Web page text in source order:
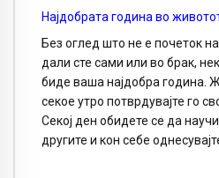
Најдобрата година во
Без оглед што не е почеток
дали сте сами или во брак,
биде ваша најдобра година.
секое утро потврдувајте го
Секој ден обидете се да
другите и кон себе